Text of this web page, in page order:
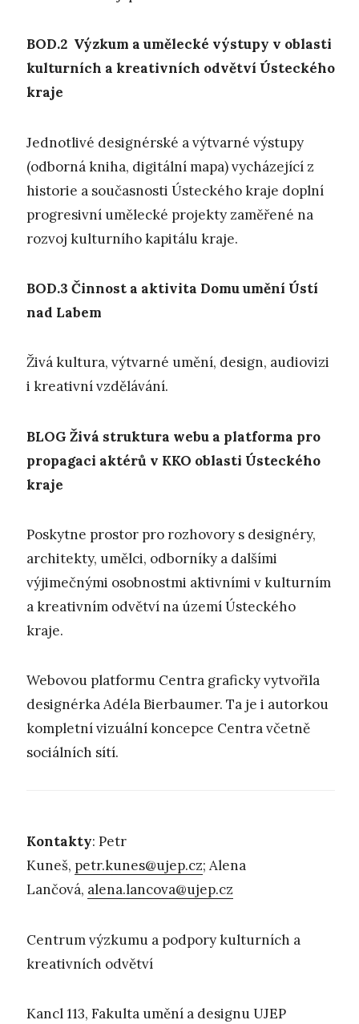
BOD.2 Výzkum a umělecké výstupy v oblasti
kulturních a kreativních odvětví Ústeckého
kraje
Jednotlivé designérské a výtvarné výstupy
(odborná kniha, digitální mapa) vycházející z
historie a současnosti Ústeckého kraje doplní
progresivní umělecké projekty zaměřené na
rozvoj kulturního kapitálu kraje.
BOD.3 Činnost a aktivita Domu umění Ústí
nad Labem
Živá kultura, výtvarné umění, design, audiovizi
i kreativní vzdělávání.
BLOG Živá struktura webu a platforma pro
propagaci aktérů v KKO oblasti Ústeckého
kraje
Poskytne prostor pro rozhovory s designéry,
architekty, umělci, odborníky a dalšími
výjimečnými osobnostmi aktivními v kulturním
a kreativním odvětví na území Ústeckého
kraje.
Webovou platformu Centra graficky vytvořila
designérka Adéla Bierbaumer. Ta je i autorkou
kompletní vizuální koncepce Centra včetně
sociálních sítí.
Kontakty: Petr
Kuneš, petr.kunes@ujep.cz; Alena
Lančová, alena.lancova@ujep.cz
Centrum výzkumu a podpory kulturních a
kreativních odvětví
Kancl 113, Fakulta umění a designu UJEP